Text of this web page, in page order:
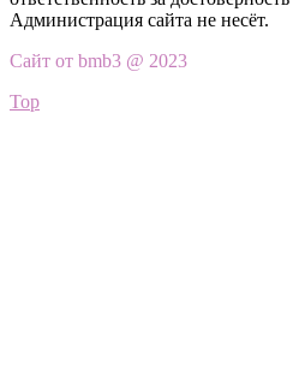
Администрация сайта не несёт.
Сайт от bmb3 @ 2023
Top